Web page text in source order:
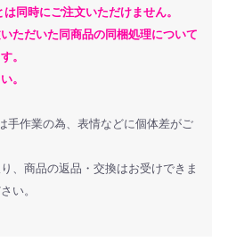
同時にご注文いただけません。
ただいた同商品の同梱処理について
。
。
手作業の為、表情などに個体差がご
、商品の返品・交換はお受けできま
い。